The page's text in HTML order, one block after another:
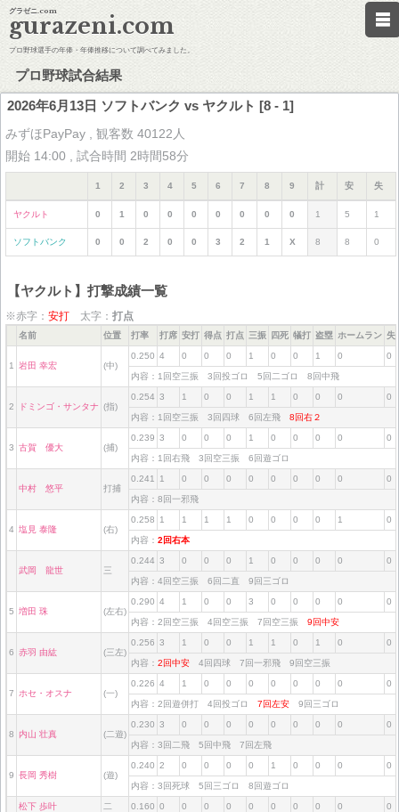
グラゼニ.com
gurazeni.com
プロ野球選手の年俸・年俸推移について調べてみました。
プロ野球試合結果
2026年6月13日 ソフトバンク vs ヤクルト [8 - 1]
みずほPayPay , 観客数 40122人
開始 14:00 , 試合時間 2時間58分
1 2 3 4 5 6 7 8 9 計 安 失
ヤクルト 0 1 0 0 0 0 0 0 0 1 5 1
ソフトバンク 0 0 2 0 0 3 2 1 X 8 8 0
【ヤクルト】打撃成績一覧
※赤字： 安打 太字： 打点
名前 位置 打率 打席 安打 得点 打点 三振 四死 犠打 盗塁 ホームラン 失
1 岩田 幸宏 (中)
0.250 4 0 0 0 1 0 0 1 0 0
内容：1回空三振 3回投ゴロ 5回二ゴロ 8回中飛
2 ドミンゴ・サンタナ (指)
0.254 3 1 0 0 1 1 0 0 0 0
内容：1回空三振 3回四球 6回左飛 8回右２
3 古賀 優大 (捕)
0.239 3 0 0 0 1 0 0 0 0 0
内容：1回右飛 3回空三振 6回遊ゴロ
中村 悠平 打捕
0.241 1 0 0 0 0 0 0 0 0 0
内容：8回一邪飛
4 塩見 泰隆 (右)
0.258 1 1 1 1 0 0 0 0 1 0
内容： 2回右本
武岡 龍世 三
0.244 3 0 0 0 1 0 0 0 0 0
内容：4回空三振 6回二直 9回三ゴロ
5 増田 珠 (左右)
0.290 4 1 0 0 3 0 0 0 0 0
内容：2回空三振 4回空三振 7回空三振 9回中安
6 赤羽 由紘 (三左)
0.256 3 1 0 0 1 1 0 1 0 0
内容： 2回中安 4回四球 7回一邪飛 9回空三振
7 ホセ・オスナ (一)
0.226 4 1 0 0 0 0 0 0 0 0
内容：2回遊併打 4回投ゴロ 7回左安 9回三ゴロ
8 内山 壮真 (二遊)
0.230 3 0 0 0 0 0 0 0 0 0
内容：3回二飛 5回中飛 7回左飛
9 長岡 秀樹 (遊)
0.240 2 0 0 0 0 1 0 0 0 0
内容：3回死球 5回三ゴロ 8回遊ゴロ
松下 歩叶 二 0.160 0 0 0 0 0 0 0 0 0 0